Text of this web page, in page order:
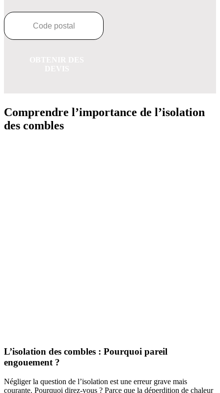
Comprendre l’importance de l’isolation
des combles
L’isolation des combles : Pourquoi pareil
engouement ?
Négliger la question de l’isolation est une erreur grave mais
courante. Pourquoi direz-vous ? Parce que la déperdition de chaleur